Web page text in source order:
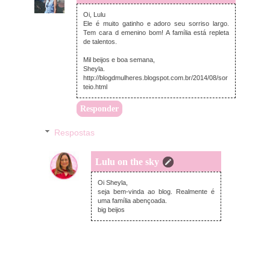
Oi, Lulu
Ele é muito gatinho e adoro seu sorriso largo.
Tem cara d emenino bom! A família está repleta
de talentos.
Mil beijos e boa semana,
Sheyla.
http://blogdmulheres.blogspot.com.br/2014/08/sor
teio.html
Responder
Respostas
Lulu on the sky
segunda-feira, agosto 25, 2014
Oi Sheyla,
seja bem-vinda ao blog. Realmente é
uma família abençoada.
big beijos